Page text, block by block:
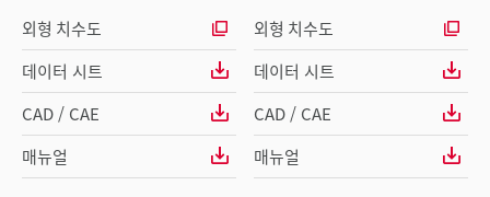
외형 치수도
데이터 시트
CAD / CAE
매뉴얼
외형 치수도
데이터 시트
CAD / CAE
매뉴얼